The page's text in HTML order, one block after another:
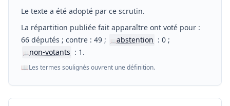
Le texte a été adopté par ce scrutin.
La répartition publiée fait apparaître ont voté pour :
66 députés ; contre : 49 ;
📖abstention : 0 ;
📖non-votants : 1.
📖Les termes soulignés ouvrent une définition.